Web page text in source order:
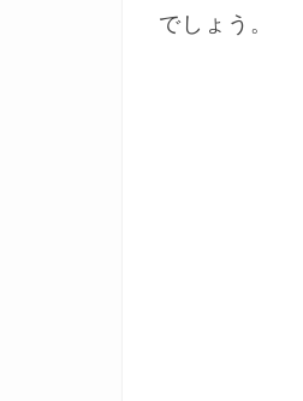
でしょう。